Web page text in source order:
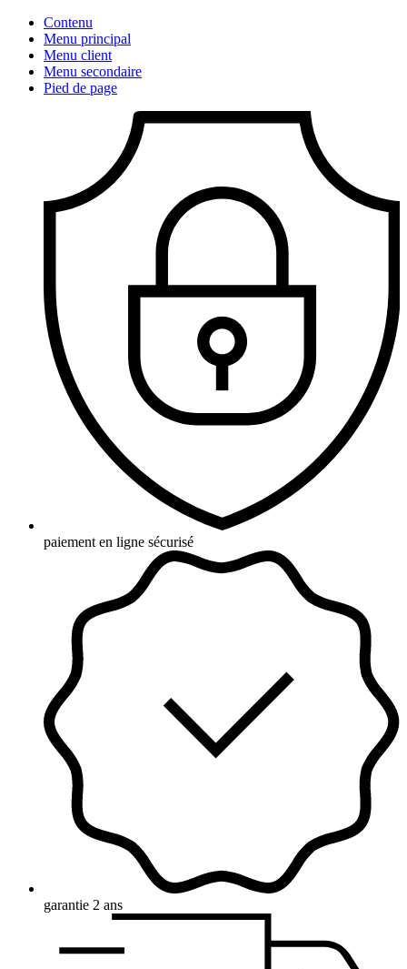
Contenu
Menu principal
Menu client
Menu secondaire
Pied de page
paiement en ligne sécurisé
garantie 2 ans